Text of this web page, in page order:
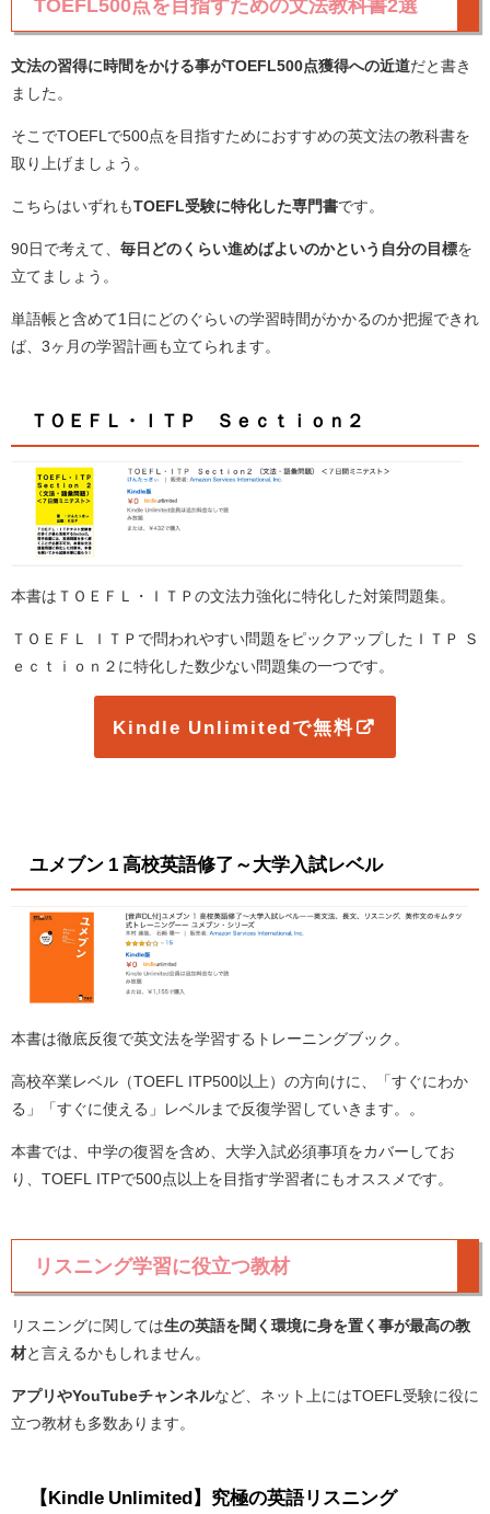
TOEFL500点を目指すための文法教科書2選
文法の習得に時間をかける事がTOEFL500点獲得への近道だと書き
ました。
そこでTOEFLで500点を目指すためにおすすめの英文法の教科書を
取り上げましょう。
こちらはいずれもTOEFL受験に特化した専門書です。
90日で考えて、 毎日どのくらい進めばよいのかという自分の目標を
立てましょう。
単語帳と含めて1日にどのぐらいの学習時間がかかるのか把握できれ
ば、3ヶ月の学習計画も立てられます。
ＴＯＥＦＬ・ＩＴＰ Ｓｅｃｔｉｏｎ２
本書はＴＯＥＦＬ・ＩＴＰの文法力強化に特化した対策問題集。
ＴＯＥＦＬ ＩＴＰで問われやすい問題をピックアップした ＩＴＰ Ｓ
ｅｃｔｉｏｎ２に特化した数少ない問題集の一つです。
Kindle Unlimitedで無料
ユメブン 1 高校英語修了～大学入試レベル
本書は徹底反復で英文法を学習するトレーニングブック。
高校卒業レベル（TOEFL ITP500以上）の方向けに、「すぐにわか
る」「すぐに使える」レベルまで反復学習していきます。。
本書では、中学の復習を含め、大学入試必須事項をカバーしてお
り、TOEFL ITPで500点以上を目指す学習者にもオススメです。
リスニング学習に役立つ教材
リスニングに関しては生の英語を聞く環境に身を置く事が最高の教
材と言えるかもしれません。
アプリやYouTubeチャンネルなど、ネット上にはTOEFL受験に役に
立つ教材も多数あります。
【Kindle Unlimited】究極の英語リスニング